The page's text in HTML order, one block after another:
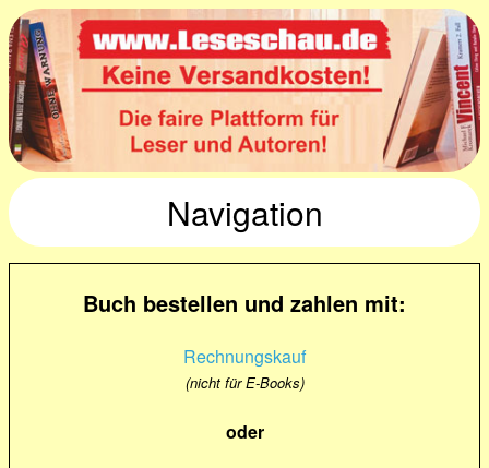
Navigation
Buch bestellen und zahlen mit:
Rechnungskauf
(nicht für E-Books)
oder